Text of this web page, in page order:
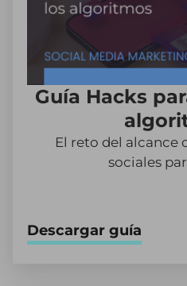
Guía Hacks
El reto del alcance
sociales
Descargar guía